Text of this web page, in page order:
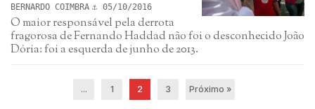
BERNARDO COIMBRA 05/10/2016
O maior responsável pela derrota
fragorosa de Fernando Haddad não foi o desconhecido João
Dória: foi a esquerda de junho de 2013.
... 1 2 3 Próximo »